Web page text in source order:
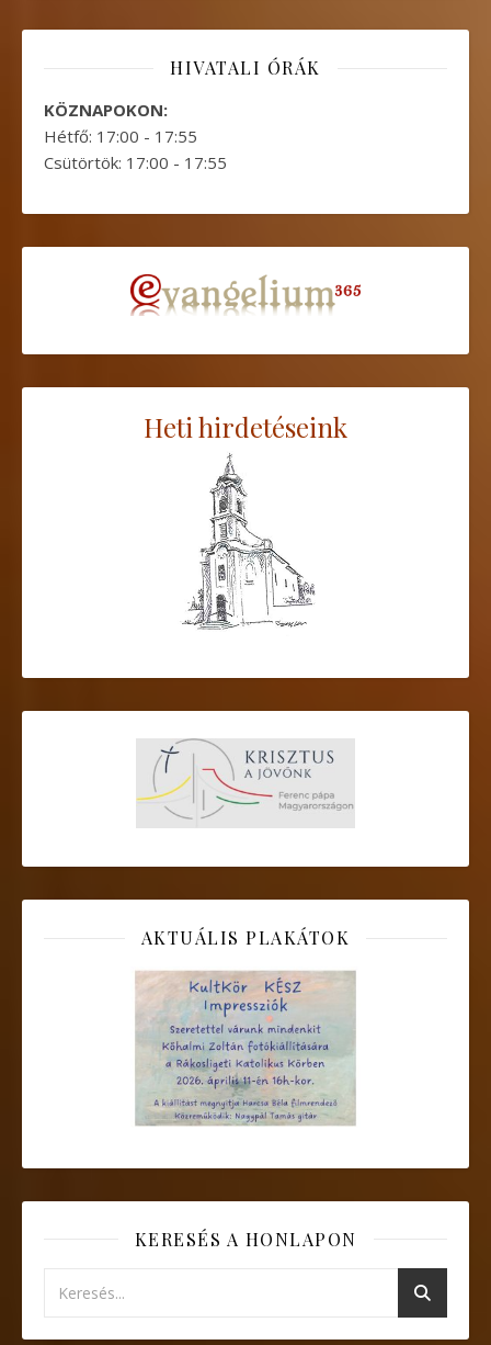
HIVATALI ÓRÁK
KÖZNAPOKON:
Hétfő: 17:00 - 17:55
Csütörtök: 17:00 - 17:55
Heti hirdetéseink
AKTUÁLIS PLAKÁTOK
KERESÉS A HONLAPON